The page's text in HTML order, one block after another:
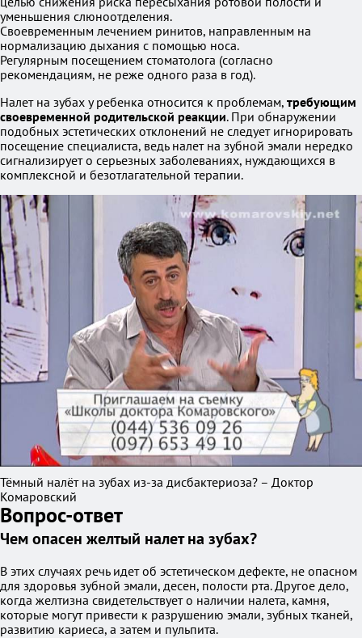
уменьшения слюноотделения.
Своевременным лечением ринитов, направленным на
нормализацию дыхания с помощью носа.
Регулярным посещением стоматолога (согласно
рекомендациям, не реже одного раза в год).
Налет на зубах у ребенка относится к проблемам, требующим
своевременной родительской реакции. При обнаружении
подобных эстетических отклонений не следует игнорировать
посещение специалиста, ведь налет на зубной эмали нередко
сигнализирует о серьезных заболеваниях, нуждающихся в
комплексной и безотлагательной терапии.
Тёмный налёт на зубах из-за дисбактериоза? – Доктор
Комаровский
Вопрос-ответ
Чем опасен желтый налет на зубах?
В этих случаях речь идет об эстетическом дефекте, не опасном
для здоровья зубной эмали, десен, полости рта. Другое дело,
когда желтизна свидетельствует о наличии налета, камня,
которые могут привести к разрушению эмали, зубных тканей,
развитию кариеса, а затем и пульпита.